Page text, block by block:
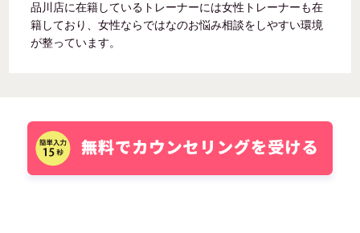
品川店に在籍しているトレーナーには女性トレーナーも在
籍しており、女性ならではなのお悩み相談をしやすい環境
が整っています。